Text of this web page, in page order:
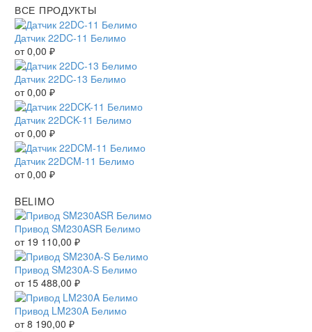
ВСЕ ПРОДУКТЫ
Датчик 22DC-11 Белимо
от0,00 ₽
Датчик 22DC-13 Белимо
от0,00 ₽
Датчик 22DCK-11 Белимо
от0,00 ₽
Датчик 22DCM-11 Белимо
от0,00 ₽
BELIMO
Привод SM230ASR Белимо
от 19 110,00 ₽
Привод SM230A-S Белимо
от 15 488,00 ₽
Привод LM230A Белимо
от8 190,00 ₽